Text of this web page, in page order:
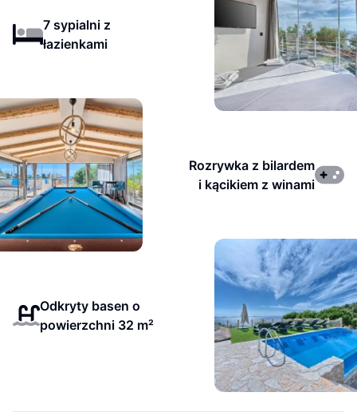
7 sypialni z
łazienkami
Rozrywka z bilardem
i kącikiem z winami
Odkryty basen o
powierzchni 32 m²